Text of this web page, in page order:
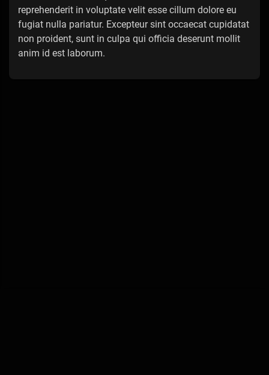
reprehenderit in voluptate velit esse cillum dolore eu
fugiat nulla pariatur. Excepteur sint occaecat cupidatat
non proident, sunt in culpa qui officia deserunt mollit
anim id est laborum.